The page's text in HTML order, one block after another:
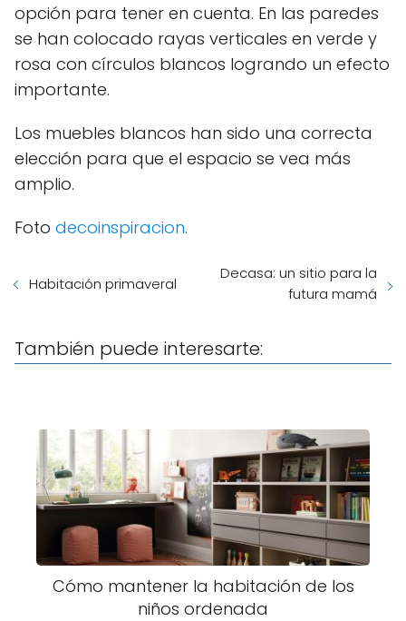
opción para tener en cuenta. En las paredes
se han colocado rayas verticales en verde y
rosa con círculos blancos logrando un efecto
importante.
Los muebles blancos han sido una correcta
elección para que el espacio se vea más
amplio.
Foto decoinspiracion.
Habitación primaveral
Decasa: un sitio para la
futura mamá
También puede interesarte:
Cómo mantener la habitación de los
niños ordenada